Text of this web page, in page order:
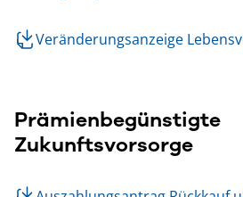
Veränderungsanzeige
Prämienbegünstigte
Zukunftsvorsorge